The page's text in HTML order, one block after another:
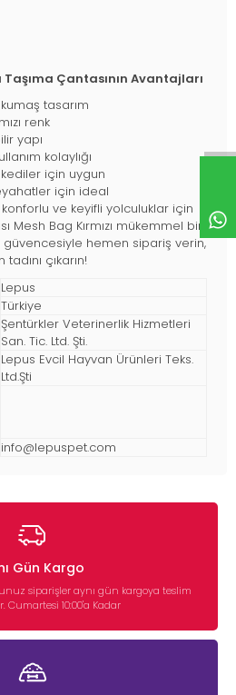
Taşıma Çantasının Avantajları
tasarım
renk
yapı
kolaylığı
için uygun
için ideal
ve keyifli yolculuklar için
Mesh Bag Kırmızı mükemmel bir
hemen sipariş verin,
çıkarın!
Lepus
Türkiye
Şentürkler Veterinerlik Hizmetleri
San. Tic. Ltd. Şti.
Lepus Evcil Hayvan Ürünleri Teks.
Ltd.Şti
info@lepuspet.com
Gün Kargo
siparişler aynı gün kargoya teslim
Cumartesi 10:00'a Kadar